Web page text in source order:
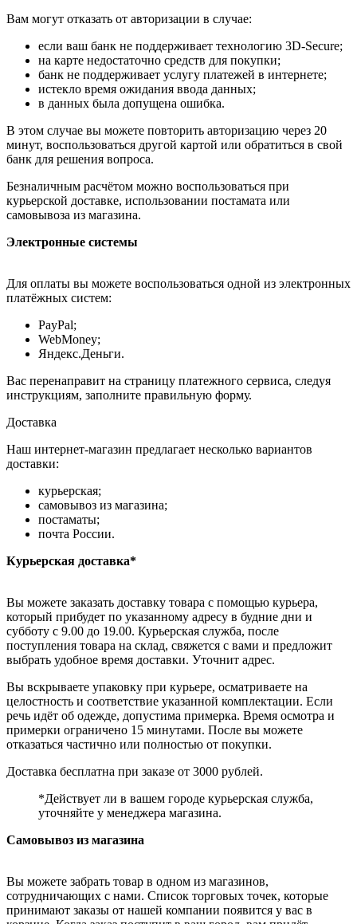
Вам могут отказать от авторизации в случае:
если ваш банк не поддерживает технологию 3D-Secure;
на карте недостаточно средств для покупки;
банк не поддерживает услугу платежей в интернете;
истекло время ожидания ввода данных;
в данных была допущена ошибка.
В этом случае вы можете повторить авторизацию через 20
минут, воспользоваться другой картой или обратиться в свой
банк для решения вопроса.
Безналичным расчётом можно воспользоваться при
курьерской доставке, использовании постамата или
самовывоза из магазина.
Электронные системы
Для оплаты вы можете воспользоваться одной из электронных
платёжных систем:
PayPal;
WebMoney;
Яндекс.Деньги.
Вас перенаправит на страницу платежного сервиса, следуя
инструкциям, заполните правильную форму.
Доставка
Наш интернет-магазин предлагает несколько вариантов
доставки:
курьерская;
самовывоз из магазина;
постаматы;
почта России.
Курьерская доставка*
Вы можете заказать доставку товара с помощью курьера,
который прибудет по указанному адресу в будние дни и
субботу с 9.00 до 19.00. Курьерская служба, после
поступления товара на склад, свяжется с вами и предложит
выбрать удобное время доставки. Уточнит адрес.
Вы вскрываете упаковку при курьере, осматриваете на
целостность и соответствие указанной комплектации. Если
речь идёт об одежде, допустима примерка. Время осмотра и
примерки ограничено 15 минутами. После вы можете
отказаться частично или полностью от покупки.
Доставка бесплатна при заказе от 3000 рублей.
*Действует ли в вашем городе курьерская служба,
уточняйте у менеджера магазина.
Самовывоз из магазина
Вы можете забрать товар в одном из магазинов,
сотрудничающих с нами. Список торговых точек, которые
принимают заказы от нашей компании появится у вас в